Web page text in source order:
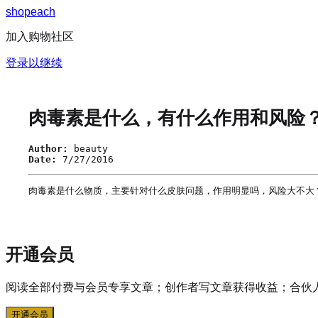
shopeach
加入购物社区
登录以继续
肉毒素是什么，有什么作用和风险
Author:
beauty
Date:
7/27/2016
肉毒素是什么物质，主要针对什么皮肤问题，作用明显吗，风险大不大
开通会员
阅读全部付费与会员专享文章；创作者写文章获得收益；合伙
开通会员